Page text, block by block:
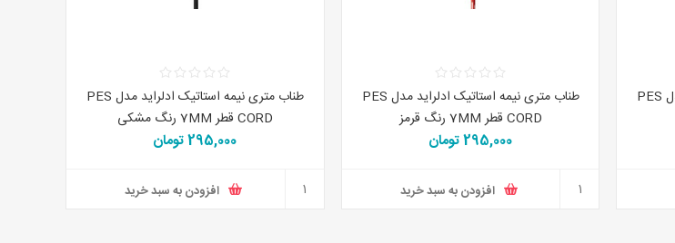
طناب متری نیمه استاتیک ادلراید مدل PES
طناب متری نیمه استاتیک ادلراید مدل PES
CORD قطر 7MM رنگ قرمز
295,000 تومان
افزودن به سبد خرید
طناب متری نیمه استاتیک ادلراید مدل PES
CORD قطر 7MM رنگ مشکی
295,000 تومان
افزودن به سبد خرید